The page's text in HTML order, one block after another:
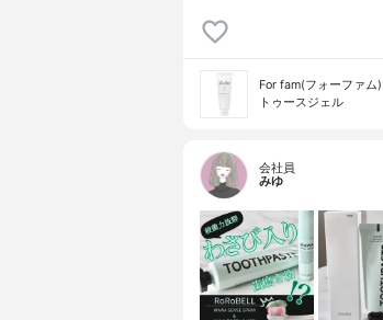
For fam(フォーファム)
トゥースジェル
会社員
みゆ